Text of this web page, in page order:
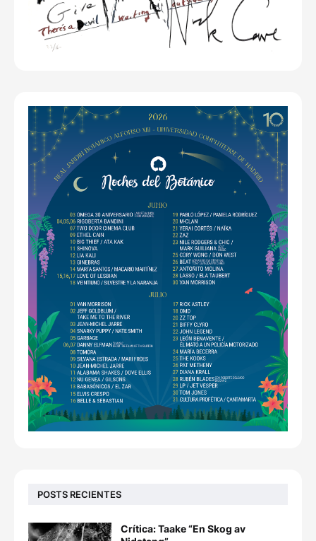
POSTS RECIENTES
Crítica: Taake “En Skog av